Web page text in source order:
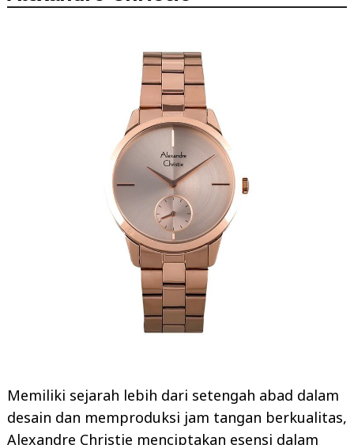
Memiliki sejarah lebih dari setengah abad dalam
desain dan memproduksi jam tangan berkualitas,
Alexandre Christie menciptakan esensi dalam